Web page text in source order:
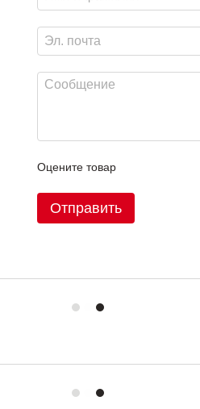
Оцените товар
Отправить